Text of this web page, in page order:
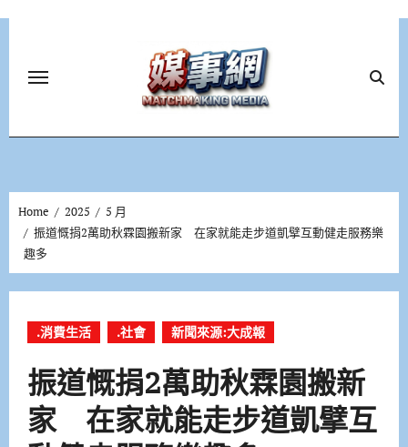
Home 2025
5 月
振道慨捐2萬助秋霖園搬新家 在家就能走步道凱擘互動健走服務樂
趣多
.消費生活 .社會 新聞來源:大成報
振道慨捐2萬助秋霖園搬新
家 在家就能走步道凱擘互